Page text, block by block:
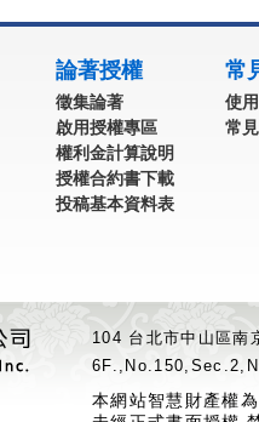
論著授權
徵集論著
啟用授權專區
權利金計算說明
授權合約書下載
投稿基本資料表
常
使
常
104 台北市中山區
本網站智慧財產權